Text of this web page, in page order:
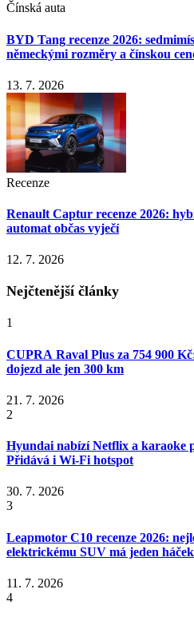
Čínská auta
BYD Tang recenze 2026:
německými rozměry a čínskou
13. 7. 2026
Recenze
Renault Captur recenze 2026:
automat občas vyječí
12. 7. 2026
Nejčtenější články
1
CUPRA Raval Plus za 754 900
dojezd ale jen 300 km
21. 7. 2026
2
Hyundai nabízí Netflix a karaoke
Přidává i Wi-Fi hotspot
30. 7. 2026
3
Leapmotor C10 recenze 2026:
elektrickému SUV má jeden háček
11. 7. 2026
4